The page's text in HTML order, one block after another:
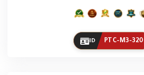
ID PTC-M3-320